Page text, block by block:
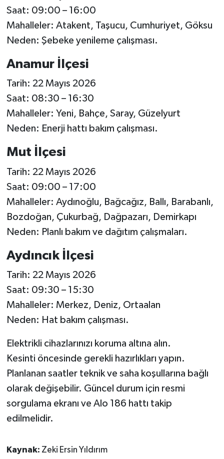
Saat: 09:00 – 16:00
Mahalleler: Atakent, Taşucu, Cumhuriyet, Göksu
Neden: Şebeke yenileme çalışması.
Anamur İlçesi
Tarih: 22 Mayıs 2026
Saat: 08:30 – 16:30
Mahalleler: Yeni, Bahçe, Saray, Güzelyurt
Neden: Enerji hattı bakım çalışması.
Mut İlçesi
Tarih: 22 Mayıs 2026
Saat: 09:00 – 17:00
Mahalleler: Aydınoğlu, Bağcağız, Ballı, Barabanlı,
Bozdoğan, Çukurbağ, Dağpazarı, Demirkapı
Neden: Planlı bakım ve dağıtım çalışmaları.
Aydıncık İlçesi
Tarih: 22 Mayıs 2026
Saat: 09:30 – 15:30
Mahalleler: Merkez, Deniz, Ortaalan
Neden: Hat bakım çalışması.
Elektrikli cihazlarınızı koruma altına alın.
Kesinti öncesinde gerekli hazırlıkları yapın.
Planlanan saatler teknik ve saha koşullarına bağlı
olarak değişebilir. Güncel durum için resmi
sorgulama ekranı ve Alo 186 hattı takip
edilmelidir.
Kaynak: Zeki Ersin Yıldırım